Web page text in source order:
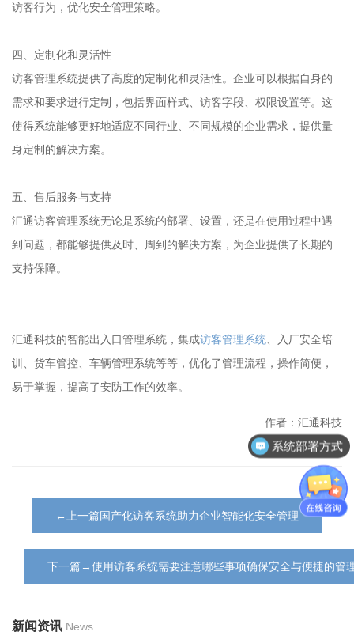
访客行为，优化安全管理策略。
四、定制化和灵活性
访客管理系统提供了高度的定制化和灵活性。企业可以根据自身的
需求和要求进行定制，包括界面样式、访客字段、权限设置等。这
使得系统能够更好地适应不同行业、不同规模的企业需求，提供量
身定制的解决方案。
五、售后服务与支持
汇通访客管理系统无论是系统的部署、设置，还是在使用过程中遇
到问题，都能够提供及时、周到的解决方案，为企业提供了长期的
支持保障。
汇通科技的智能出入口管理系统，集成访客管理系统 、入厂安全培
训、货车管控、车辆管理系统等等，优化了管理流程，操作简便，
易于掌握，提高了安防工作的效率。
作者：汇通科技
←上一篇国产化访客系统助力企业智能化安全管理
下一篇→使用访客系统需要注意哪些事项确保安全与便捷的管
新闻资讯 News
系统部署方式